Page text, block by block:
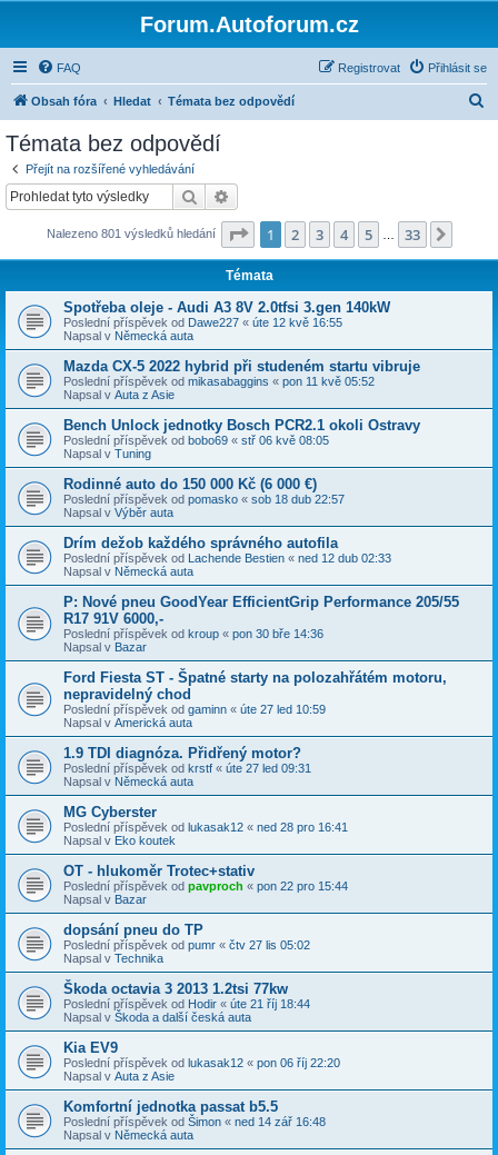
Forum.Autoforum.cz
FAQ Přihlásit se
Registrovat
Obsah fóra Hledat Témata bez odpovědí
Témata bez odpovědí
Přejít na rozšířené vyhledávání
Hledat
Nalezeno 801 výsledků hledání Stránka z 33
1 2 3 4 5 33
Témata
Spotřeba oleje - Audi A3 8V 2.0tfsi 3.gen 140kW
Poslední příspěvek od Dawe227 « úte 12 kvě 16:55
Napsal v Německá auta
Mazda CX-5 2022 hybrid při studeném startu vibruje
Poslední příspěvek od mikasabaggins « pon 11 kvě 05:52
Napsal v Auta z Asie
Bench Unlock jednotky Bosch PCR2.1 okoli Ostravy
Poslední příspěvek od bobo69 « stř 06 kvě 08:05
Napsal v Tuning
Rodinné auto do 150 000 Kč (6 000 €)
Poslední příspěvek od pomasko « sob 18 dub 22:57
Napsal v Výběr auta
Drím dežob každého správného autofila
Poslední příspěvek od Lachende Bestien « ned 12 dub 02:33
Napsal v Německá auta
P: Nové pneu GoodYear EfficientGrip Performance 205/55
R17 91V 6000,-
Poslední příspěvek od kroup « pon 30 bře 14:36
Napsal v Bazar
Ford Fiesta ST - Špatné starty na polozahřátém motoru,
nepravidelný chod
Poslední příspěvek od gaminn « úte 27 led 10:59
Napsal v Americká auta
1.9 TDI diagnóza. Přidřený motor?
Poslední příspěvek od krstf « úte 27 led 09:31
Napsal v Německá auta
MG Cyberster
Poslední příspěvek od lukasak12 « ned 28 pro 16:41
Napsal v Eko koutek
OT - hlukoměr Trotec+stativ
Poslední příspěvek od pavproch « pon 22 pro 15:44
Napsal v Bazar
dopsání pneu do TP
Poslední příspěvek od pumr « čtv 27 lis 05:02
Napsal v Technika
Škoda octavia 3 2013 1.2tsi 77kw
Poslední příspěvek od Hodir « úte 21 říj 18:44
Napsal v Škoda a další česká auta
Kia EV9
Poslední příspěvek od lukasak12 « pon 06 říj 22:20
Napsal v Auta z Asie
Komfortní jednotka passat b5.5
Poslední příspěvek od Šimon « ned 14 zář 16:48
Napsal v Německá auta